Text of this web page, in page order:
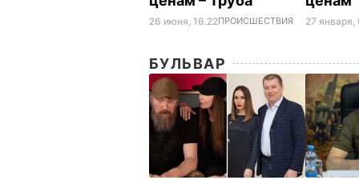
26 июня, 16.22ПРОИСШЕСТВИЯ 27 января,
БУЛЬВАР